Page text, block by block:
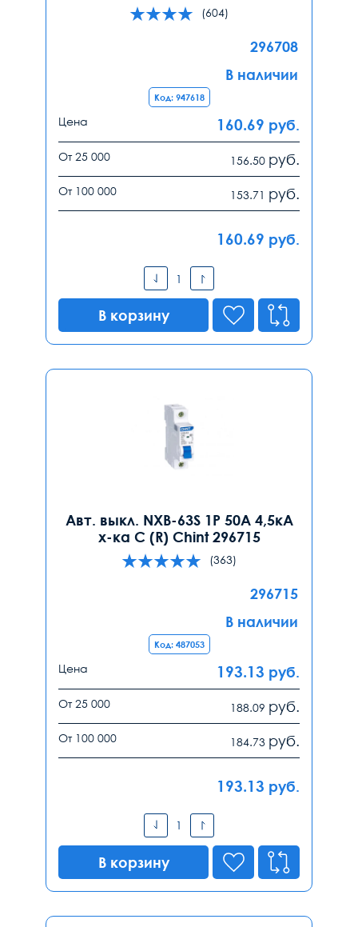
(604)
296708
В наличии
Код: 947618
Цена 160.69 руб.
От 25 000 156.50 руб.
От 100 000 153.71 руб.
160.69 руб.
В корзину
Авт. выкл. NXB-63S 1P 50А 4,5кА
х-ка C (R) Chint 296715
(363)
296715
В наличии
Код: 487053
Цена 193.13 руб.
От 25 000 188.09 руб.
От 100 000 184.73 руб.
193.13 руб.
В корзину